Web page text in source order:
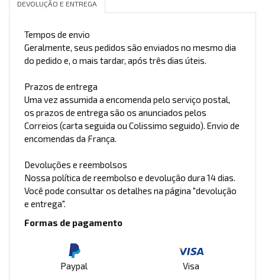
DEVOLUÇÃO E ENTREGA
Tempos de envio
Geralmente, seus pedidos são enviados no mesmo dia
do pedido e, o mais tardar, após três dias úteis.
Prazos de entrega
Uma vez assumida a encomenda pelo serviço postal,
os prazos de entrega são os anunciados pelos
Correios (carta seguida ou Colissimo seguido). Envio de
encomendas da França.
Devoluções e reembolsos
Nossa política de reembolso e devolução dura 14 dias.
Você pode consultar os detalhes na página "devolução
e entrega".
Formas de pagamento
Paypal Visa